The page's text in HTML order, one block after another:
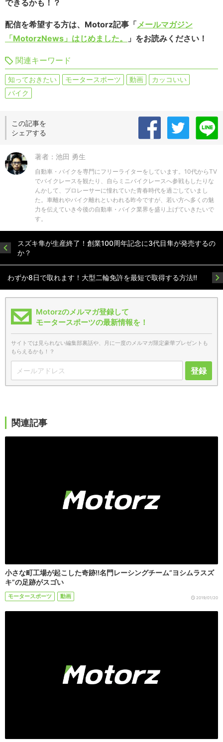
できるかも！？
配信を希望する方は、Motorz記事「メールマガジン
「MotorzNews」はじめました。
」をお読みください！
関連キーワード
知っておきたい モータースポーツ 動画
カッコいい
バイク
この記事を
シェアする
著者：池田 勇生
自動車・バイクを専門にフリーライターをしています。10代からTV
でバイクレースを観たり、自らミニバイクレースへ参戦もしたりな
んかして、プロレーサーに憧れていた青春時代を過ごしていまし
た。車離れやバイク離れといわれる昨今ですが、若い方へ多くの魅
力を伝えていき今後の自動車・バイク業界を盛り上げていきたいで
す。
スズキ隼が生産終了！創業100周年記念に3代目隼が発売するの
か？
わずか8日で取れます！大型二輪免許を最短で取得する方法!!
Motorzのメルマガ登録して
モータースポーツの最新情報を！
サイトでは見られない編集部裏話や、月に一度のメルマガ限定豪華プレゼントも
もらえるかも！？
登録
関連記事
小さな町工場が起こした奇跡!!名門レーシングチーム”ヨシムラスズ
キ”の足跡がスゴい
モータースポーツ 動画 2019/01/20